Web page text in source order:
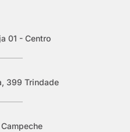
01 - Centro
399 Trindade